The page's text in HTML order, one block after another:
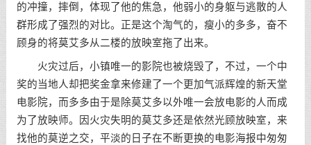
的冲撞，摔倒，体现了他的焦急，他弱小的身躯与逃散的人
群形成了强烈的对比。正是这个淘气的，瘦小的多多，奋不
顾身的将莫艾多从二楼的放映室拖了出来。
火灾过后，小镇唯一的影院也被烧毁了，不过，一个中
奖的当地人却把奖金拿来修建了一个更加气派辉煌的新天堂
电影院，而多多由于是除莫艾多以外唯一会放电影的人而成
为了放映师。因火灾失明的莫艾多还是依然光顾放映室，来
找他的莫逆之交，平淡的日子在不断更换的电影海报中匆匆